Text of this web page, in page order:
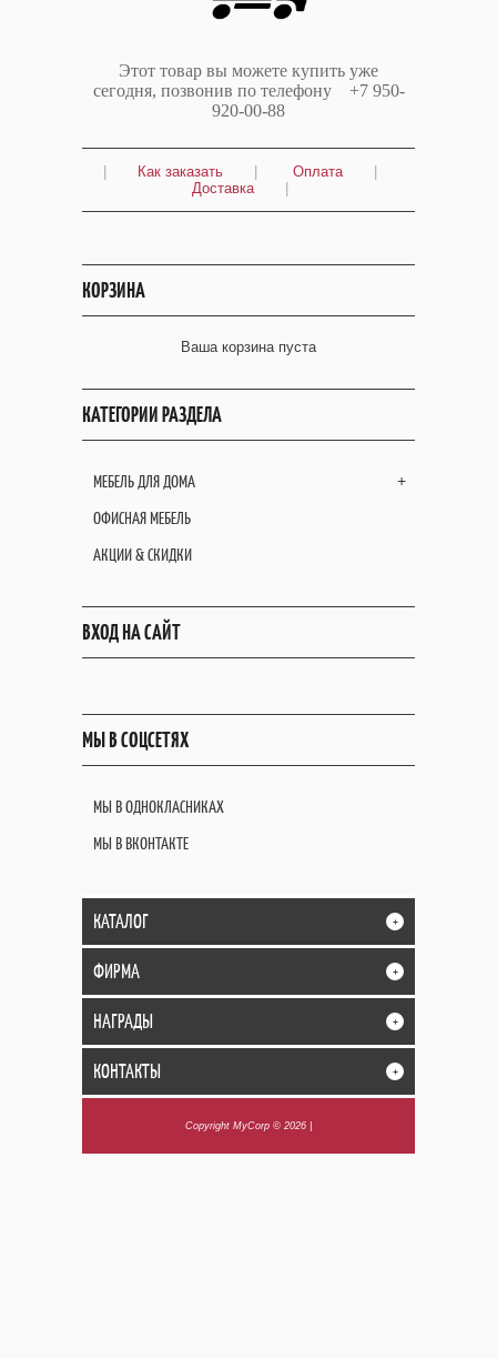
Этот товар вы можете купить уже
сегодня, позвонив по телефону +7 950-
920-00-88
Как заказать Оплата
Доставка
КОРЗИНА
Ваша корзина пуста
КАТЕГОРИИ РАЗДЕЛА
+
МЕБЕЛЬ ДЛЯ ДОМА
ОФИСНАЯ МЕБЕЛЬ
АКЦИИ & СКИДКИ
ВХОД НА САЙТ
МЫ В СОЦСЕТЯХ
МЫ В ОДНОКЛАСНИКАХ
МЫ В ВКОНТАКТЕ
КАТАЛОГ +
ФИРМА +
НАГРАДЫ +
КОНТАКТЫ +
Copyright MyCorp © 2026